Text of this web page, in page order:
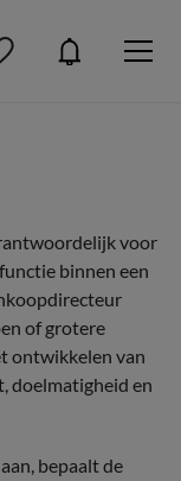
voor
binnen een
of grotere
ontwikkelen van
doelmatigheid en
bepaalt de